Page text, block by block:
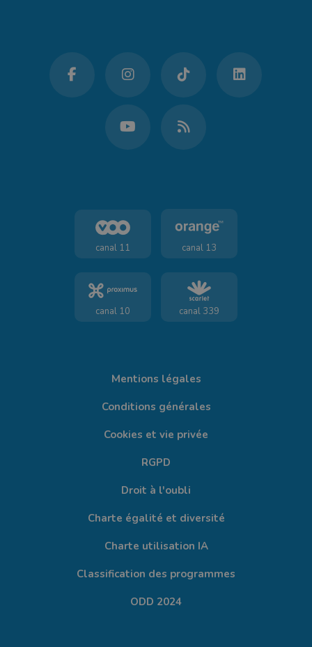
canal 11 canal 13
canal 10 canal 339
Mentions légales
Conditions générales
Cookies et vie privée
RGPD
Droit à l'oubli
Charte égalité et diversité
Charte utilisation IA
Classification des programmes
ODD 2024